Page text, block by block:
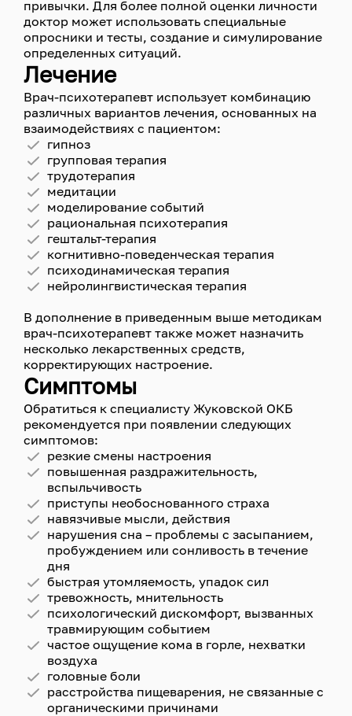
привычки. Для более полной оценки личности
доктор может использовать специальные
опросники и тесты, создание и симулирование
определенных ситуаций.
Лечение
Врач-психотерапевт использует комбинацию
различных вариантов лечения, основанных на
взаимодействиях с пациентом:
гипноз
групповая терапия
трудотерапия
медитации
моделирование событий
рациональная психотерапия
гештальт-терапия
когнитивно-поведенческая терапия
психодинамическая терапия
нейролингвистическая терапия
В дополнение в приведенным выше методикам
врач-психотерапевт также может назначить
несколько лекарственных средств,
корректирующих настроение.
Симптомы
Обратиться к специалисту Жуковской ОКБ
рекомендуется при появлении следующих
симптомов:
резкие смены настроения
повышенная раздражительность,
вспыльчивость
приступы необоснованного страха
навязчивые мысли, действия
нарушения сна – проблемы с засыпанием,
пробуждением или сонливость в течение
дня
быстрая утомляемость, упадок сил
тревожность, мнительность
психологический дискомфорт, вызванных
травмирующим событием
частое ощущение кома в горле, нехватки
воздуха
головные боли
расстройства пищеварения, не связанные с
органическими причинами